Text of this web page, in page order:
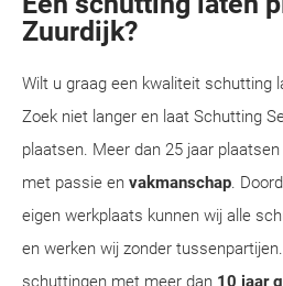
Zuurdijk?
Wilt u graag een kwaliteit schutting
Zoek niet langer en laat Schutting
plaatsen. Meer dan 25 jaar
met passie en vakmanschap.
eigen werkplaats kunnen wij alle
en werken wij zonder
schuttingen met meer dan 10 jaar